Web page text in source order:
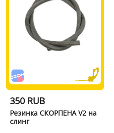
350 RUB
Резинка СКОРПЕНА V2 на
слинг